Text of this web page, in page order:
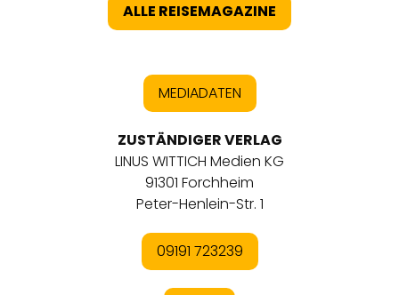
ALLE REISEMAGAZINE
MEDIADATEN
ZUSTÄNDIGER VERLAG
LINUS WITTICH Medien KG
91301 Forchheim
Peter-Henlein-Str. 1
09191 723239